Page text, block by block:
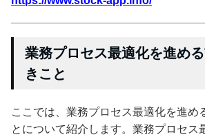
業務プロセス最適化を進め
きこと
ここでは、業務プロセス最適化を進め
とについて紹介します。業務プロセス